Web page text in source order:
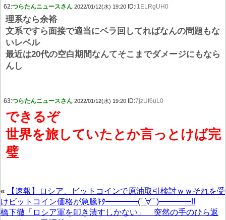
62:つらたんニュースさん 2022/01/12(水) 19:20 ID:i1ELRgUH0
理系なら余裕
文系ですら面接で適当にベラ回してればなんの問題もな
いレベル
最近は20代の空白期間なんてそこまでダメージにもなら
んし
63:つらたんニュースさん 2022/01/12(水) 19:20 ID:7jzUf6uL0
できるぞ
世界を旅していたとか言っとけば完
璧
«
【速報】ロシア、ビットコインで原油取引検討ｗｗそれを受
けビットコイン価格が急騰ｷﾀ━━━━(ﾟ∀ﾟ)━━━━!!
橋下徹「ロシア軍を叩き潰すしかない」 突然の手のひら返